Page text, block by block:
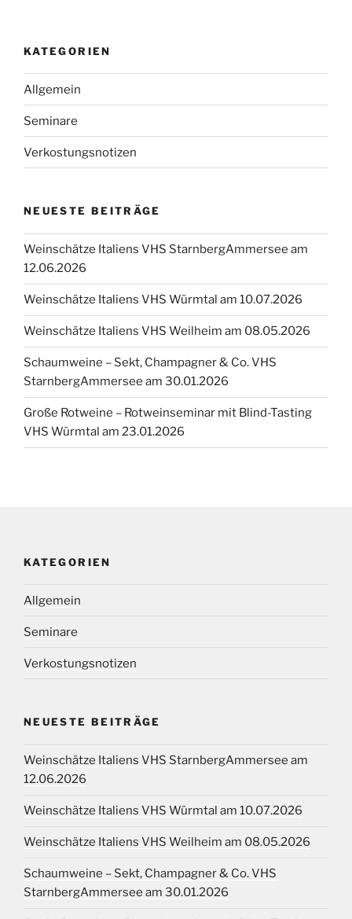
KATEGORIEN
Allgemein
Seminare
Verkostungsnotizen
NEUESTE BEITRÄGE
Weinschätze Italiens VHS StarnbergAmmersee am
12.06.2026
Weinschätze Italiens VHS Würmtal am 10.07.2026
Weinschätze Italiens VHS Weilheim am 08.05.2026
Schaumweine – Sekt, Champagner & Co. VHS
StarnbergAmmersee am 30.01.2026
Große Rotweine – Rotweinseminar mit Blind-Tasting
VHS Würmtal am 23.01.2026
KATEGORIEN
Allgemein
Seminare
Verkostungsnotizen
NEUESTE BEITRÄGE
Weinschätze Italiens VHS StarnbergAmmersee am
12.06.2026
Weinschätze Italiens VHS Würmtal am 10.07.2026
Weinschätze Italiens VHS Weilheim am 08.05.2026
Schaumweine – Sekt, Champagner & Co. VHS
StarnbergAmmersee am 30.01.2026